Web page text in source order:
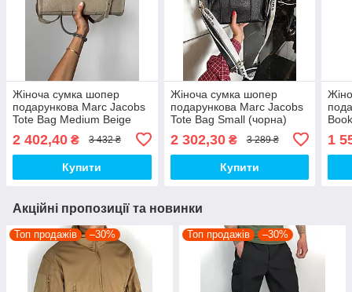
Жіноча сумка шопер
подарункова Marc Jacobs
Tote Bag Medium Beige
(бежева) Gi8189 стильна з
короткими ручками топ
2 402,40 ₴ 3 432 ₴
Купити
Жіноча сумка шопер
подарункова Marc Jacobs
Tote Bag Small (чорна)
короткими ручками top
2 302,30₴ 3 289 ₴
Купити
1
Акційні пропозиції та новинки
Топ продажів –30% Топ продажів –30%